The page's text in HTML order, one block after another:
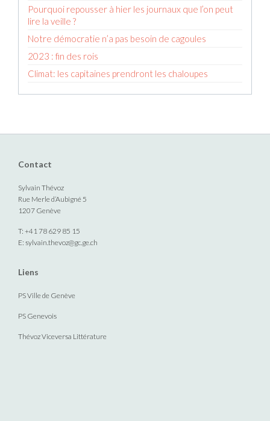
Pourquoi repousser à hier les journaux que l’on peut
lire la veille ?
Notre démocratie n’a pas besoin de cagoules
2023 : fin des rois
Climat: les capitaines prendront les chaloupes
Contact
Sylvain Thévoz
Rue Merle d’Aubigné 5
1207 Genève
T: +41 78 629 85 15
E: sylvain.thevoz@gc.ge.ch
Liens
PS Ville de Genève
PS Genevois
Thévoz Viceversa Littérature